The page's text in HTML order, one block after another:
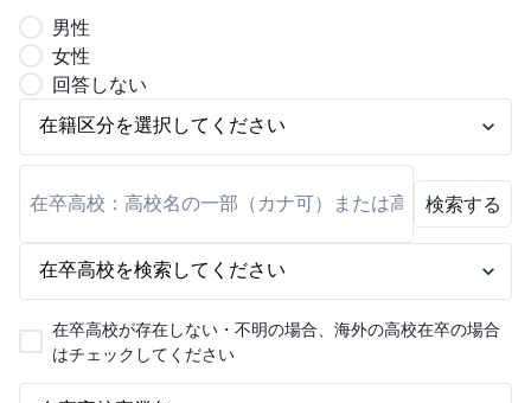
男性
女性
回答しない
検索する
在卒高校が存在しない・不明の場合、海外の高校在卒の場合
はチェックしてください